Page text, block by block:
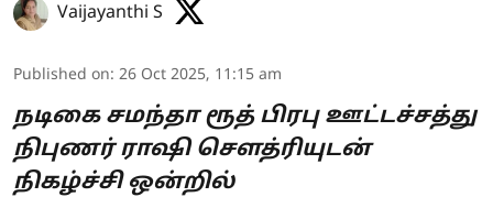
Vaijayanthi S
Published on: 26 Oct 2025, 11:15 am
நடிகை சமந்தா ரூத் பிரபு ஊட்டச்சத்து
நிபுணர் ராஷி சௌத்ரியுடன்
நிகழ்ச்சி ஒன்றில்